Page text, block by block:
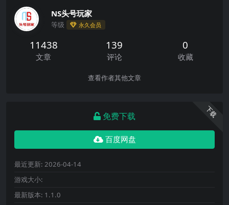
NS头号玩家
等级 永久会员
11438
文章
139
评论
0
收藏
查看作者其他文章
下载
免费下载
百度网盘
最近更新: 2026-04-14
游戏大小:
最新版本: 1.1.0